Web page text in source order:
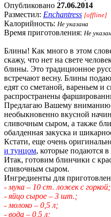
Опубликовано 27.06.2014
Разместил: Enchantress [offline]
Калорийность: Не указана
Время приготовления: Не
Блины! Как много в этом
скажу, что нет на свете
блины. Это традиционное
встречают весну. Блины
едят со сметаной, вареньем и
распространены
Предлагаю Вашему
необыкновенно вкусной
сливочным сыром, а также
обалденная закуска и
Кстати, еще очень
и тунцом, которые подаются
Итак, готовим блинчики с
сливочным сыром.
Ингредиенты для
- мука – 10 ст. ложек с горкой;
- яйцо сырое – 3 шт.;
- молоко – 0,5 л;
- вода – 0,5 л;